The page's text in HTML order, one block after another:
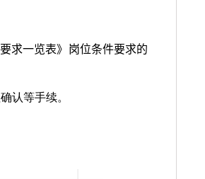
求一览表》岗位条件要求的
认等手续。